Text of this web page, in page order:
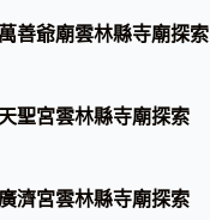
萬善爺廟雲林縣寺廟探索
天聖宮雲林縣寺廟探索
濟宮雲林縣寺廟探索